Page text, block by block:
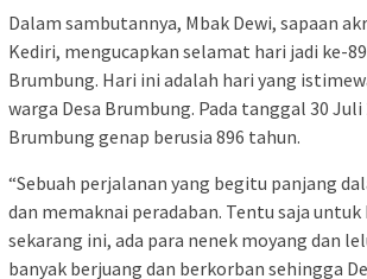
Dalam sambutannya, Mbak Dewi, sapaan
Kediri, mengucapkan selamat hari jadi ke-
Brumbung. Hari ini adalah hari yang
warga Desa Brumbung. Pada tanggal 30 Juli
Brumbung genap berusia 896 tahun.
“Sebuah perjalanan yang begitu panjang
dan memaknai peradaban. Tentu saja untuk
sekarang ini, ada para nenek moyang dan
banyak berjuang dan berkorban sehingga